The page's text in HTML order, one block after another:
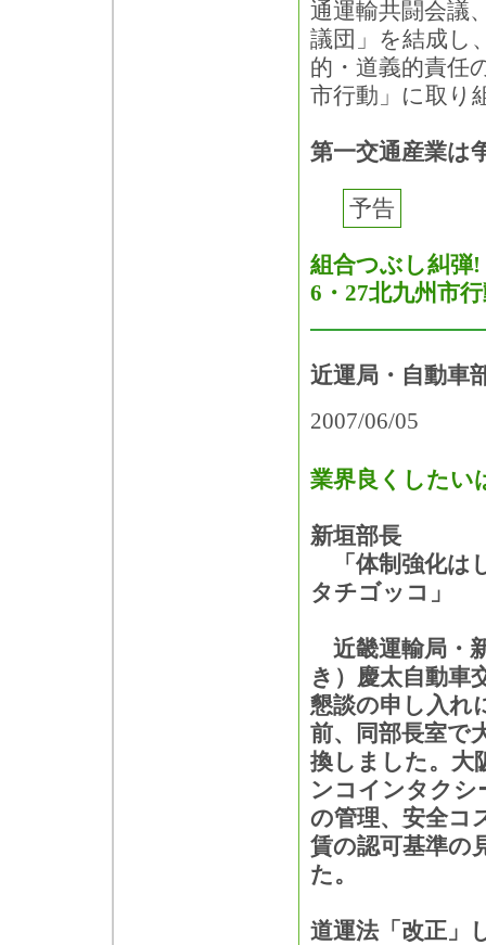
通運輸共闘会議
議団」を結成し
的・道義的責任
市行動」に取り
第一交通産業は
予告
組合つぶし糾弾!
6・27北九州市
近運局・自動車
2007/06/05
業界良くしたい
新垣部長
「体制強化は
タチゴッコ」
近畿運輸局・
き）慶太自動車
懇談の申し入れ
前、同部長室で
換しました。大
ンコインタクシ
の管理、安全コ
賃の認可基準の
た。
道運法「改正」